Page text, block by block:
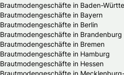
Brautmodengeschäfte in Baden-
Brautmodengeschäfte in Bayern
Brautmodengeschäfte in Berlin
Brautmodengeschäfte in Brandenburg
Brautmodengeschäfte in Bremen
Brautmodengeschäfte in Hamburg
Brautmodengeschäfte in Hessen